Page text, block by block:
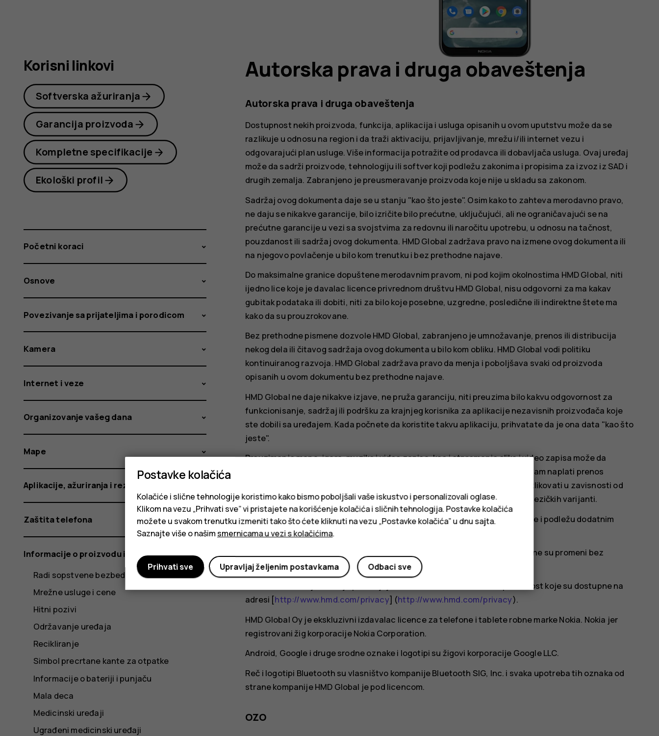
Autorska prava i druga obaveštenja
Autorska prava i druga obaveštenja
Dostupnost nekih proizvoda, funkcija, aplikacija i usluga opisanih u ovom uputstvu može da se
razlikuje u odnosu na region i da traži aktivaciju, prijavljivanje, mrežu i/ili internet vezu i
odgovarajući plan usluge. Više informacija potražite od prodavca ili dobavljača usluga. Ovaj uređaj
može da sadrži proizvode, tehnologiju ili softver koji podležu zakonima i propisima za izvoz iz SAD i
drugih zemalja. Zabranjeno je preusmeravanje proizvoda koje nije u skladu sa zakonom.
Sadržaj ovog dokumenta daje se u stanju "kao što jeste". Osim kako to zahteva merodavno pravo,
ne daju se nikakve garancije, bilo izričite bilo prećutne, uključujući, ali ne ograničavajući se na
prećutne garancije u vezi sa svojstvima za redovnu ili naročitu upotrebu, u odnosu na tačnost,
pouzdanost ili sadržaj ovog dokumenta. HMD Global zadržava pravo na izmene ovog dokumenta ili
na njegovo povlačenje u bilo kom trenutku i bez prethodne najave.
Do maksimalne granice dopuštene merodavnim pravom, ni pod kojim okolnostima HMD Global, niti
ijedno lice koje je davalac licence privrednom društvu HMD Global, nisu odgovorni za ma kakav
gubitak podataka ili dobiti, niti za bilo koje posebne, uzgredne, posledične ili indirektne štete ma
kako da su prouzrokovane.
Bez prethodne pismene dozvole HMD Global, zabranjeno je umnožavanje, prenos ili distribucija
nekog dela ili čitavog sadržaja ovog dokumenta u bilo kom obliku. HMD Global vodi politiku
kontinuiranog razvoja. HMD Global zadržava pravo da menja i poboljšava svaki od proizvoda
opisanih u ovom dokumentu bez prethodne najave.
HMD Global ne daje nikakve izjave, ne pruža garanciju, niti preuzima bilo kakvu odgovornost za
funkcionisanje, sadržaj ili podršku za krajnjeg korisnika za aplikacije nezavisnih proizvođača koje
ste dobili sa uređajem. Kada počnete da koristite takvu aplikaciju, prihvatate da je ona data "kao što
jeste".
Preuzimanje mapa, igara, muzike i video zapisa, kao i otpremanje slika i video zapisa može da
podrazumeva prenos velike količine podataka. Dobavljač usluga može da vam naplati prenos
podataka. Dostupnost određenog proizvoda, usluga i funkcija može se razlikovati u zavisnosti od
regiona. Obratite se lokalnom distributeru za detalje, kao i za dostupnost jezičkih varijanti.
Pojedine funkcije, funkcionalnost i specifikacije proizvoda zavise od mreže i podležu dodatnim
opštim odredbama, uslovima i naplati.
Sve pružene specifikacije, funkcije i druge informacije o proizvodu podložne su promeni bez
prethodne najave.
Na vaše korišćenje uređaja primenjuju se HMD Global smernice za privatnost koje su dostupne na
adresi [http://www.hmd.com/privacy] (http://www.hmd.com/privacy).
HMD Global Oy je ekskluzivni izdavalac licence za telefone i tablete robne marke Nokia. Nokia jer
registrovani žig korporacije Nokia Corporation.
Android, Google i druge srodne oznake i logotipi su žigovi korporacije Google LLC.
Reč i logotipi Bluetooth su vlasništvo kompanije Bluetooth SIG, Inc. i svaka upotreba tih oznaka od
strane kompanije HMD Global je pod licencom.
OZO
Korisni linkovi
Softverska ažuriranja
Garancija proizvoda
Kompletne specifikacije
Ekološki profil
Početni koraci
Osnove
Povezivanje sa prijateljima i porodicom
Kamera
Internet i veze
Organizovanje vašeg dana
Mape
Aplikacije, ažuriranja i rezervne kopije
Zaštita telefona
Informacije o proizvodu i bezbednosti
Radi sopstvene bezbednosti
Mrežne usluge i cene
Hitni pozivi
Održavanje uređaja
Recikliranje
Simbol precrtane kante za otpatke
Informacije o bateriji i punjaču
Mala deca
Medicinski uređaji
Ugrađeni medicinski uređaji
Postavke kolačića
Kolačiće i slične tehnologije koristimo kako bismo poboljšali vaše iskustvo i personalizovali oglase.
Klikom na vezu „Prihvati sve” vi pristajete na korišćenje kolačića i sličnih tehnologija. Postavke kolačića
možete u svakom trenutku izmeniti tako što ćete kliknuti na vezu „Postavke kolačića” u dnu sajta.
Saznajte više o našimsmernicama u vezi s kolačićima.
Odbaci sve
Upravljaj željenim postavkama
Prihvati sve